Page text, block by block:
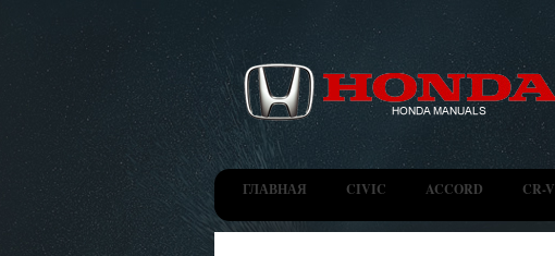
ГЛАВНАЯ CIVIC ACCORD CR-V